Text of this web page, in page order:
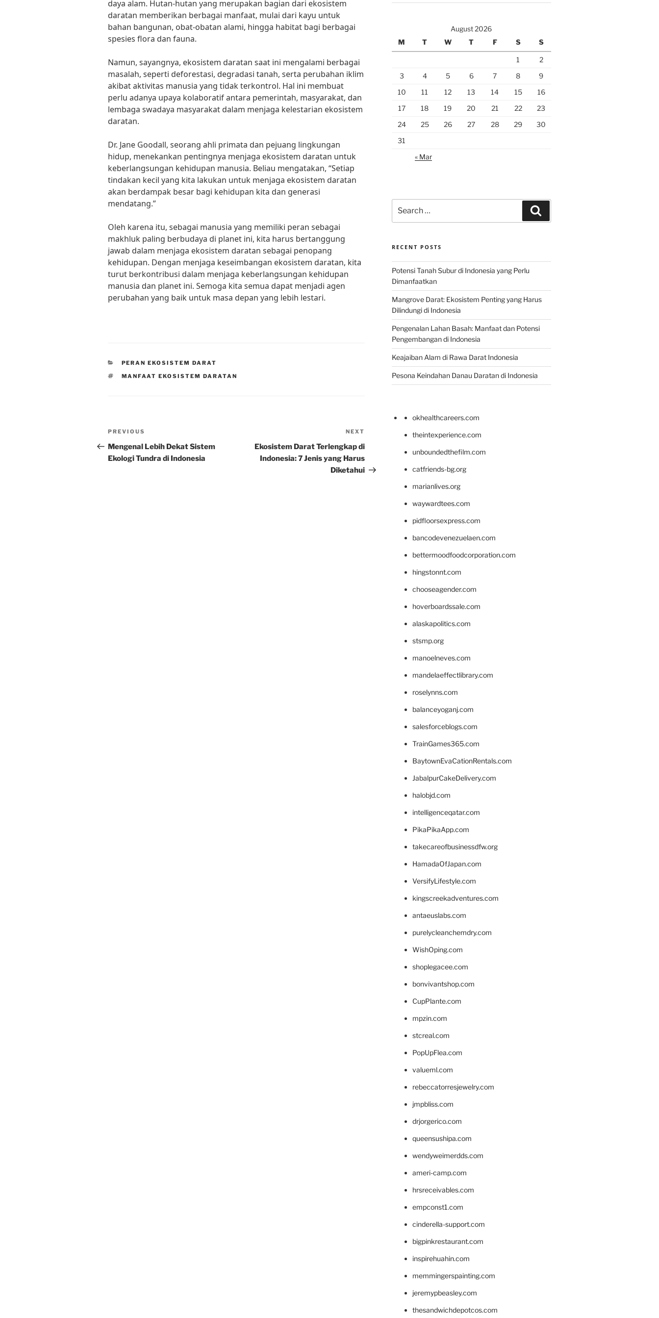
daya alam. Hutan-hutan yang merupakan bagian dari ekosistem
daratan memberikan berbagai manfaat, mulai dari kayu untuk
bahan bangunan, obat-obatan alami, hingga habitat bagi berbagai
spesies flora dan fauna.
Namun, sayangnya, ekosistem daratan saat ini mengalami berbagai
masalah, seperti deforestasi, degradasi tanah, serta perubahan iklim
akibat aktivitas manusia yang tidak terkontrol. Hal ini membuat
perlu adanya upaya kolaboratif antara pemerintah, masyarakat, dan
lembaga swadaya masyarakat dalam menjaga kelestarian ekosistem
daratan.
Dr. Jane Goodall, seorang ahli primata dan pejuang lingkungan
hidup, menekankan pentingnya menjaga ekosistem daratan untuk
keberlangsungan kehidupan manusia. Beliau mengatakan, “Setiap
tindakan kecil yang kita lakukan untuk menjaga ekosistem daratan
akan berdampak besar bagi kehidupan kita dan generasi
mendatang.”
Oleh karena itu, sebagai manusia yang memiliki peran sebagai
makhluk paling berbudaya di planet ini, kita harus bertanggung
jawab dalam menjaga ekosistem daratan sebagai penopang
kehidupan. Dengan menjaga keseimbangan ekosistem daratan, kita
turut berkontribusi dalam menjaga keberlangsungan kehidupan
manusia dan planet ini. Semoga kita semua dapat menjadi agen
perubahan yang baik untuk masa depan yang lebih lestari.
CATEGORIES
PERAN EKOSISTEM DARAT
TAGS
MANFAAT EKOSISTEM DARATAN
Post
navigation
Previous
Post
PREVIOUS
Mengenal Lebih Dekat Sistem
Ekologi Tundra di Indonesia
Post
NEXT
Ekosistem Darat Terlengkap di
Indonesia: 7 Jenis yang Harus
Diketahui
August 2026
M
T W T F S S
1
2
3
4 5 6 7 8
9
10
11 12 13 14 15
16
17
18 19 20 21 22
23
24
25 26 27 28 29
30
31
« Mar
for:
RECENT POSTS
Potensi Tanah Subur di Indonesia yang Perlu
Dimanfaatkan
Mangrove Darat: Ekosistem Penting yang Harus
Dilindungi di Indonesia
Pengenalan Lahan Basah: Manfaat dan Potensi
Pengembangan di Indonesia
Keajaiban Alam di Rawa Darat Indonesia
Pesona Keindahan Danau Daratan di Indonesia
okhealthcareers.com
theintexperience.com
unboundedthefilm.com
catfriends-bg.org
marianlives.org
waywardtees.com
pidfloorsexpress.com
bancodevenezuelaen.com
bettermoodfoodcorporation.com
hingstonnt.com
chooseagender.com
hoverboardssale.com
alaskapolitics.com
stsmp.org
manoelneves.com
mandelaeffectlibrary.com
roselynns.com
balanceyoganj.com
salesforceblogs.com
TrainGames365.com
BaytownEvaCationRentals.com
JabalpurCakeDelivery.com
halobjd.com
intelligenceqatar.com
PikaPikaApp.com
takecareofbusinessdfw.org
HamadaOfJapan.com
VersifyLifestyle.com
kingscreekadventures.com
antaeuslabs.com
purelycleanchemdry.com
WishOping.com
shoplegacee.com
bonvivantshop.com
CupPlante.com
mpzin.com
stcreal.com
PopUpFlea.com
valueml.com
rebeccatorresjewelry.com
jmpbliss.com
drjorgerico.com
queensushipa.com
wendyweimerdds.com
ameri-camp.com
hrsreceivables.com
empconst1.com
cinderella-support.com
bigpinkrestaurant.com
inspirehuahin.com
memmingerspainting.com
jeremypbeasley.com
thesandwichdepotcos.com